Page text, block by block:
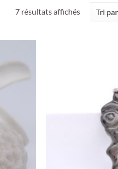
7 résultats affichés